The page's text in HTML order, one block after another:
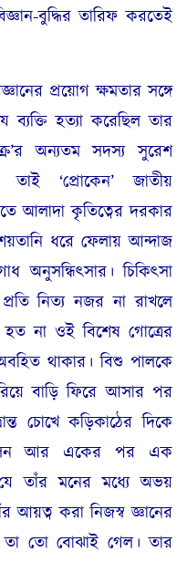
বুদ্ধির তারিফ করতেই
প্রয়োগ ক্ষমতার সঙ্গে
হত্যা করেছিল তার
অন্যতম সদস্য সুরেশ
‘প্রোকেন’ জাতীয়
আলাদা কৃতিত্বের দরকার
ধরে ফেলায় আন্দাজ
অনুসন্ধিৎসার। চিকিৎসা
নিত্য নজর না রাখলে
না ওই বিশেষ গোত্রের
থাকার। বিশু পালকে
বাড়ি ফিরে আসার পর
চোখে কড়িকাঠের দিকে
আর একের পর এক
তাঁর মনের মধ্যে অভয়
আয়ত্ব করা নিজস্ব জ্ঞানের
তা তো বোঝাই গেল। তার